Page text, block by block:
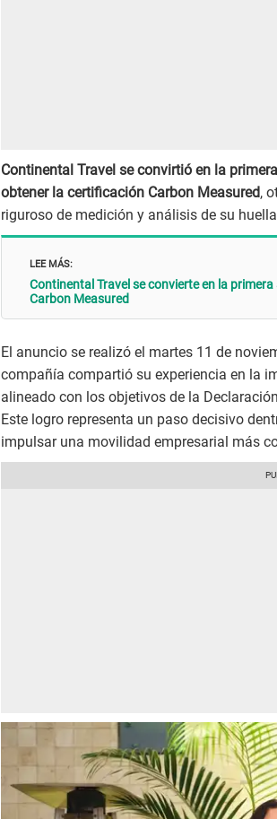
Continental Travel se convirtió en la
obtener la certificación Carbon Measured,
riguroso de medición y análisis de su
LEE MÁS:
Continental Travel se convierte en la
Carbon Measured
El anuncio se realizó el martes 11 de
compañía compartió su experiencia en la
alineado con los objetivos de la
Este logro representa un paso decisivo
impulsar una movilidad empresarial más